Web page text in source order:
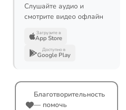
Слушайте аудио и
смотрите видео офлайн
Загрузите в
App Store
Доступно в
Google Play
Благотворительность
— помочь